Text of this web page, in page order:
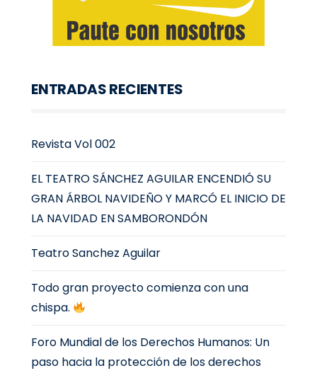
ENTRADAS RECIENTES
Revista Vol 002
EL TEATRO SÁNCHEZ AGUILAR ENCENDIÓ SU
GRAN ÁRBOL NAVIDEÑO Y MARCÓ EL INICIO DE
LA NAVIDAD EN SAMBORONDÓN
Teatro Sanchez Aguilar
Todo gran proyecto comienza con una
chispa.
Foro Mundial de los Derechos Humanos: Un
paso hacia la protección de los derechos